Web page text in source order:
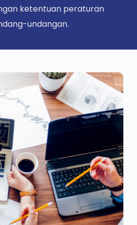
ketentuan peraturan
undangan.